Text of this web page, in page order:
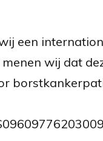
een
wij dat